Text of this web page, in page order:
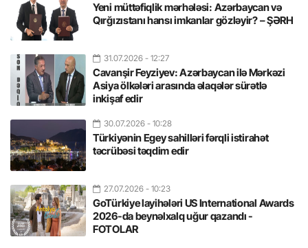
Yeni müttəfiqlik mərhələsi: Azərbaycan və
Qırğızıstanı hansı imkanlar gözləyir? – ŞƏRH
31.07.2026 - 12:27
Cavanşir Feyziyev: Azərbaycan ilə Mərkəzi
Asiya ölkələri arasında əlaqələr sürətlə
inkişaf edir
30.07.2026 - 10:28
Türkiyənin Egey sahilləri fərqli istirahət
təcrübəsi təqdim edir
27.07.2026 - 10:23
GoTürkiye layihələri US International Awards
2026-da beynəlxalq uğur qazandı -
FOTOLAR